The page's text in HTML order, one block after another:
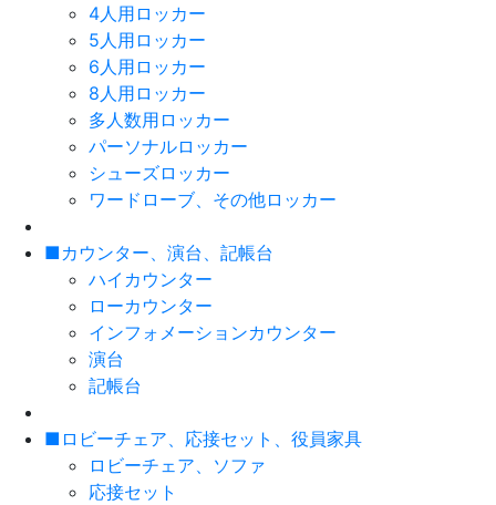
4人用ロッカー
5人用ロッカー
6人用ロッカー
8人用ロッカー
多人数用ロッカー
パーソナルロッカー
シューズロッカー
ワードローブ、その他ロッカー
■カウンター、演台、記帳台
ハイカウンター
ローカウンター
インフォメーションカウンター
演台
記帳台
■ロビーチェア、応接セット、役員家具
ロビーチェア、ソファ
応接セット